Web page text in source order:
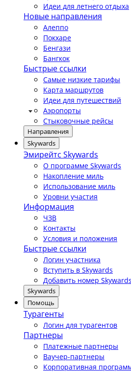
Идеи для летнего отдыха
Новые направления
Алеппо
Покхаре
Бенгази
Бангкок
Быстрые ссылки
Самые низкие тарифы
Карта маршрутов
Идеи для путешествий
Аэропорты
Стыковочные рейсы
Направления
Skywards
Эмирейтс Skywards
О программе Skywards
Накопление миль
Использование миль
Уровни участия
Информация
ЧЗВ
Контакты
Условия и положения
Быстрые ссылки
Логин участника
Вступить в Skywards
Добавить номер Skywards
Skywards
Помощь
Турагенты
Логин для турагентов
Партнеры
Платежные партнеры
Ваучер-партнеры
Корпоративная